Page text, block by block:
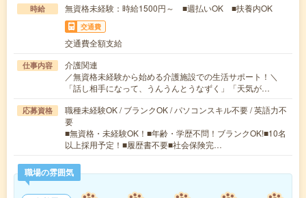
時給 無資格未経験：時給1500円～ ■週払いOK ■扶養内OK
交通費
交通費全額支給
仕事内容
介護関連
／無資格未経験から始める介護施設での生活サポート！＼
「話し相手になって、うんうんとうなずく」「天気が…
応募資格
職種未経験OK / ブランクOK / パソコンスキル不要 / 英語力不
要
■無資格・未経験OK！■年齢・学歴不問！ブランクOK!■10名
以上採用予定！■履歴書不要■社会保険完…
職場の雰囲気